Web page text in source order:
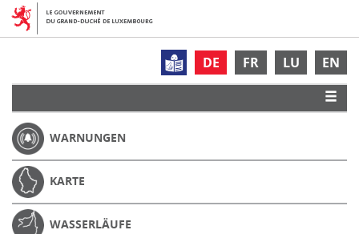
DE FR LU EN
WARNUNGEN
KARTE
WASSERLÄUFE